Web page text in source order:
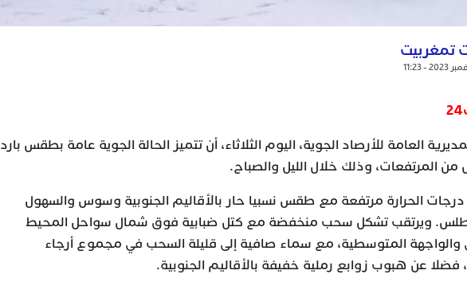
تمغربيت
العامة للأرصاد الجوية، اليوم الثلاثاء، أن تتميز الحالة الجوية عامة بطقس بارد
من المرتفعات، وذلك خلال الليل والصباح.
الحرارة مرتفعة مع طقس نسبيا حار بالأقاليم الجنوبية وسوس والسهول
ويرتقب تشكل سحب منخفضة مع كتل ضبابية فوق شمال سواحل المحيط
والواجهة المتوسطية، مع سماء صافية إلى قليلة السحب في مجموع أرجاء
فضلا عن هبوب زوابع رملية خفيفة بالأقاليم الجنوبية.